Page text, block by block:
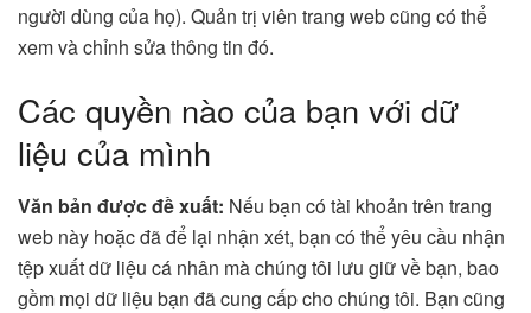
người dùng của họ). Quản trị viên trang web cũng có thể
xem và chỉnh sửa thông tin đó.
Các quyền nào của bạn với dữ
liệu của mình
Văn bản được đề xuất: Nếu bạn có tài khoản trên trang
web này hoặc đã để lại nhận xét, bạn có thể yêu cầu nhận
tệp xuất dữ liệu cá nhân mà chúng tôi lưu giữ về bạn, bao
gồm mọi dữ liệu bạn đã cung cấp cho chúng tôi. Bạn cũng